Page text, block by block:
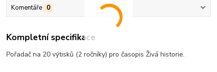
Komentáře 0
Kompletní specifikace
Pořadač na 20 výtisků (2 ročníky) pro časopis Živá historie.